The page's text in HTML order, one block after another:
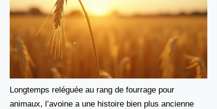
Longtemps reléguée au rang de fourrage pour
animaux, l’avoine a une histoire bien plus ancienne